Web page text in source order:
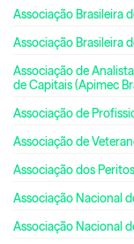
Associação Brasileira
Associação Brasileira
Associação de
de Capitais (Apimec
Associação de
Associação de
Associação dos
Associação Nacional
Associação Nacional